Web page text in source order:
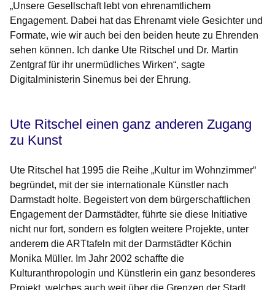
„Unsere Gesellschaft lebt von ehrenamtlichem
Engagement. Dabei hat das Ehrenamt viele Gesichter und
Formate, wie wir auch bei den beiden heute zu Ehrenden
sehen können. Ich danke Ute Ritschel und Dr. Martin
Zentgraf für ihr unermüdliches Wirken“, sagte
Digitalministerin Sinemus bei der Ehrung.
Ute Ritschel einen ganz anderen Zugang
zu Kunst
Ute Ritschel hat 1995 die Reihe „Kultur im Wohnzimmer“
begründet, mit der sie internationale Künstler nach
Darmstadt holte. Begeistert von dem bürgerschaftlichen
Engagement der Darmstädter, führte sie diese Initiative
nicht nur fort, sondern es folgten weitere Projekte, unter
anderem die ARTtafeln mit der Darmstädter Köchin
Monika Müller. Im Jahr 2002 schaffte die
Kulturanthropologin und Künstlerin ein ganz besonderes